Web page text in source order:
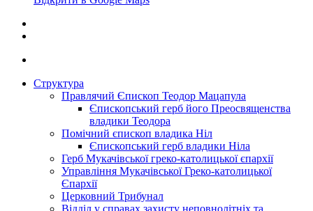
Структура
Правлячий Єпископ Теодор Мацапула
Єпископський герб його Преосвященства
владики Теодора
Помічний єпископ владика Ніл
Єпископський герб владики Ніла
Герб Мукачівської греко-католицької єпархії
Управління Мукачівської Греко-католицької
Єпархії
Церковний Трибунал
Відділ у справах захисту неповнолітніх та